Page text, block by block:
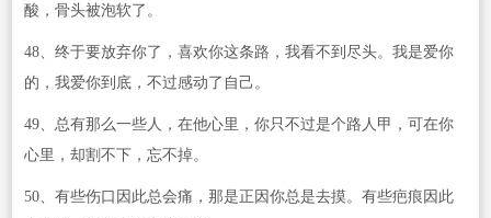
酸，骨头被泡软了。
48、终于要放弃你了，喜欢你这条路，我看不到尽头。我是爱你
的，我爱你到底，不过感动了自己。
49、总有那么一些人，在他心里，你只不过是个路人甲，可在你
心里，却割不下，忘不掉。
50、有些伤口因此总会痛，那是正因你总是去摸。有些疤痕因此